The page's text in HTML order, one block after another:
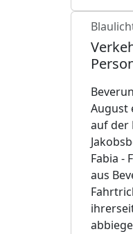
August
auf der
Fabia -
aus